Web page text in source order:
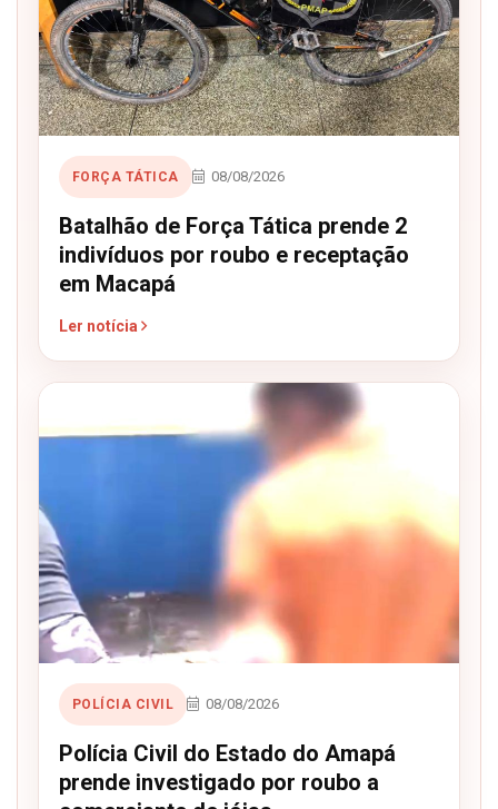
FORÇA TÁTICA 08/08/2026
Batalhão de Força Tática prende 2
indivíduos por roubo e receptação
em Macapá
Ler notícia
POLÍCIA CIVIL 08/08/2026
Polícia Civil do Estado do Amapá
prende investigado por roubo a